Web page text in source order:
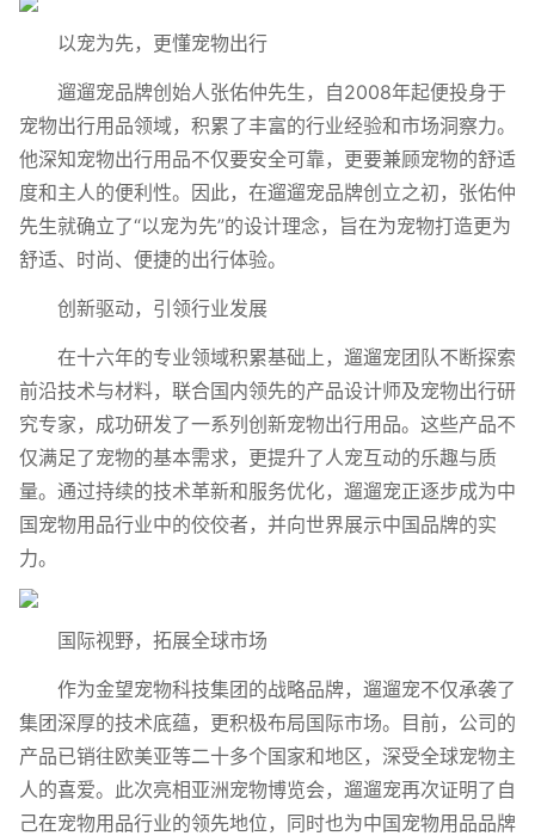
以宠为先，更懂宠物出行
遛遛宠品牌创始人张佑仲先生，自2008年起便投身于
宠物出行用品领域，积累了丰富的行业经验和市场洞察力。
他深知宠物出行用品不仅要安全可靠，更要兼顾宠物的舒适
度和主人的便利性。因此，在遛遛宠品牌创立之初，张佑仲
先生就确立了“以宠为先”的设计理念，旨在为宠物打造更为
舒适、时尚、便捷的出行体验。
创新驱动，引领行业发展
在十六年的专业领域积累基础上，遛遛宠团队不断探索
前沿技术与材料，联合国内领先的产品设计师及宠物出行研
究专家，成功研发了一系列创新宠物出行用品。这些产品不
仅满足了宠物的基本需求，更提升了人宠互动的乐趣与质
量。通过持续的技术革新和服务优化，遛遛宠正逐步成为中
国宠物用品行业中的佼佼者，并向世界展示中国品牌的实
力。
国际视野，拓展全球市场
作为金望宠物科技集团的战略品牌，遛遛宠不仅承袭了
集团深厚的技术底蕴，更积极布局国际市场。目前，公司的
产品已销往欧美亚等二十多个国家和地区，深受全球宠物主
人的喜爱。此次亮相亚洲宠物博览会，遛遛宠再次证明了自
己在宠物用品行业的领先地位，同时也为中国宠物用品品牌